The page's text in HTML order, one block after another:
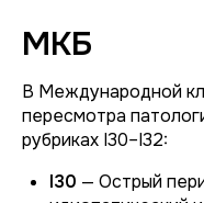
МКБ
В Международной
пересмотра
рубриках I30–I32:
I30 — Острый